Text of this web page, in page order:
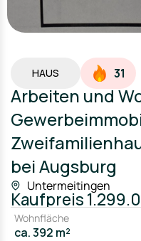
HAUS 31
Arbeiten und
bei Augsburg
Untermeitingen
Kaufpreis
Wohnfläche
ca. 392 m²